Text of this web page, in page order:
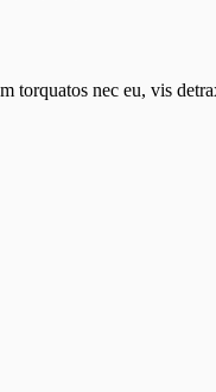
nec eu, vis